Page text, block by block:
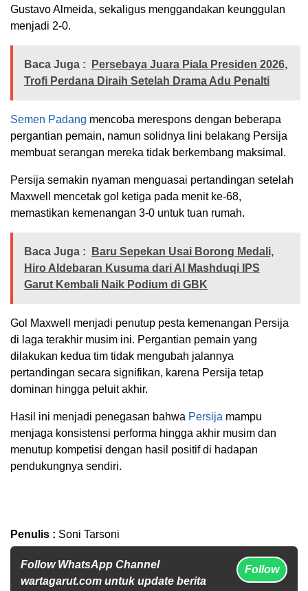
Gustavo Almeida, sekaligus menggandakan keunggulan
menjadi 2-0.
Baca Juga :
Persebaya Juara Piala Presiden 2026,
Trofi Perdana Diraih Setelah Drama Adu Penalti
Semen Padang mencoba merespons dengan beberapa
pergantian pemain, namun solidnya lini belakang Persija
membuat serangan mereka tidak berkembang maksimal.
Persija semakin nyaman menguasai pertandingan setelah
Maxwell
mencetak gol ketiga pada menit ke-68,
memastikan kemenangan 3-0 untuk tuan rumah.
Baca Juga :
Baru Sepekan Usai Borong Medali,
Hiro Aldebaran Kusuma dari Al Mashduqi IPS
Garut Kembali Naik Podium di GBK
Gol Maxwell menjadi penutup pesta kemenangan Persija
di laga terakhir musim ini. Pergantian pemain yang
dilakukan kedua tim tidak mengubah jalannya
pertandingan secara signifikan, karena Persija tetap
dominan hingga peluit akhir.
Hasil ini menjadi penegasan bahwa Persija mampu
menjaga konsistensi performa hingga akhir musim dan
menutup kompetisi dengan hasil positif di hadapan
pendukungnya sendiri.
Penulis : Soni Tarsoni
Follow WhatsApp Channel
wartagarut.com untuk update berita
Follow